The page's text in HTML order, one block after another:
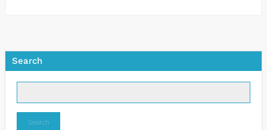
Search
Search